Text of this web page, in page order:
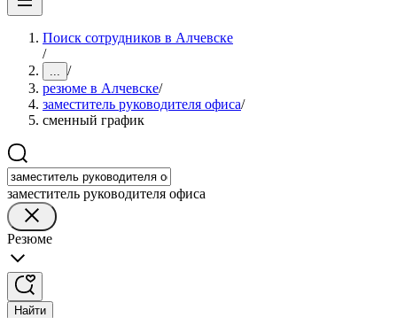
Поиск сотрудников в Алчевске
/
... /
резюме в Алчевске/
заместитель руководителя офиса/
сменный график
заместитель руководителя офиса
Резюме
Найти